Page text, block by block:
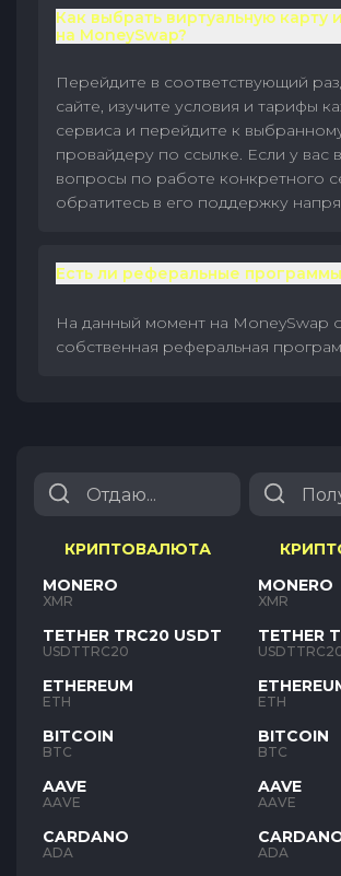
Как выбрать виртуальную карту
на MoneySwap?
Перейдите в соответствующий
сайте, изучите условия и тарифы
сервиса и перейдите к
провайдеру по ссылке. Если у вас
вопросы по работе конкретного
обратитесь в его поддержку
Есть ли реферальные
На данный момент на MoneySwap
собственная реферальная
КРИПТОВАЛЮТА
MONERO
XMR
TETHER TRC20 USDT
USDTTRC20
ETHEREUM
ETH
BITCOIN
BTC
AAVE
AAVE
CARDANO
ADA
MONERO
XMR
TETHER
ETH
BITCOIN
BTC
AAVE
AAVE
ADA